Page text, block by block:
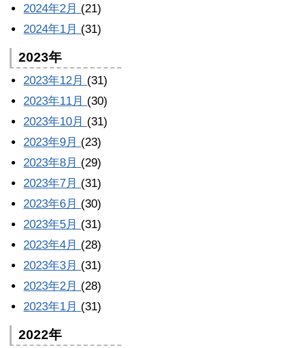
2024年2月 (21)
2024年1月 (31)
2023年
2023年12月 (31)
2023年11月 (30)
2023年10月 (31)
2023年9月 (23)
2023年8月 (29)
2023年7月 (31)
2023年6月 (30)
2023年5月 (31)
2023年4月 (28)
2023年3月 (31)
2023年2月 (28)
2023年1月 (31)
2022年